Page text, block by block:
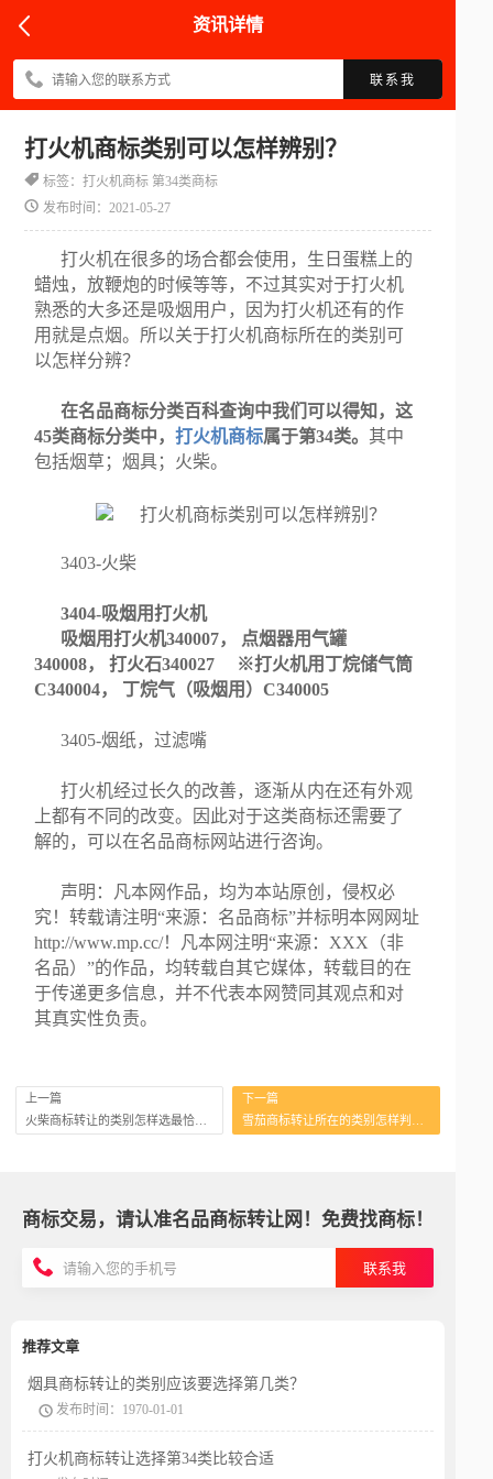
资讯详情
联系我
打火机商标类别可以怎样辨别？
标签：打火机商标 第34类商标
发布时间：2021-05-27
打火机在很多的场合都会使用，生日蛋糕上的
蜡烛，放鞭炮的时候等等，不过其实对于打火机
熟悉的大多还是吸烟用户，因为打火机还有的作
用就是点烟。所以关于打火机商标所在的类别可
以怎样分辨？
在名品商标分类百科查询中我们可以得知，这
45类商标分类中，打火机商标属于第34类。 其中
包括烟草；烟具；火柴。
3403-火柴
3404-吸烟用打火机
吸烟用打火机340007， 点烟器用气罐
340008， 打火石340027 ※打火机用丁烷储气筒
C340004， 丁烷气（吸烟用）C340005
3405-烟纸，过滤嘴
打火机经过长久的改善，逐渐从内在还有外观
上都有不同的改变。因此对于这类商标还需要了
解的，可以在名品商标网站进行咨询。
声明：凡本网作品，均为本站原创，侵权必
究！转载请注明“来源：名品商标”并标明本网网址
http://www.mp.cc/！凡本网注明“来源：XXX（非
名品）”的作品，均转载自其它媒体，转载目的在
于传递更多信息，并不代表本网赞同其观点和对
其真实性负责。
上一篇
下一篇
商标交易，请认准名品商标转让网！免费找商标！
联系我
推荐文章
烟具商标转让的类别应该要选择第几类？
发布时间：1970-01-01
打火机商标转让选择第34类比较合适